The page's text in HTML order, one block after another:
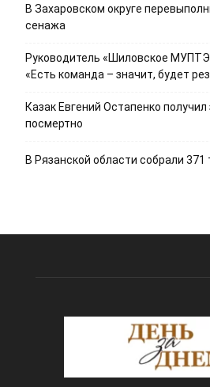
В Захаровском округе
сенажа
Руководитель «Шиловское
«Есть команда – значит, будет
Казак Евгений Остапенко
посмертно
В Рязанской области собрали 371